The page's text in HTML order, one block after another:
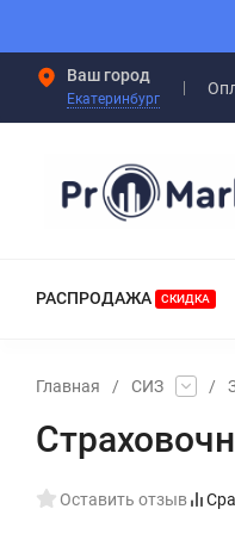
Ваш город
Екатеринбург
РАСПРОДАЖА СКИДКА
Главная / СИЗ /
Оставить отзыв